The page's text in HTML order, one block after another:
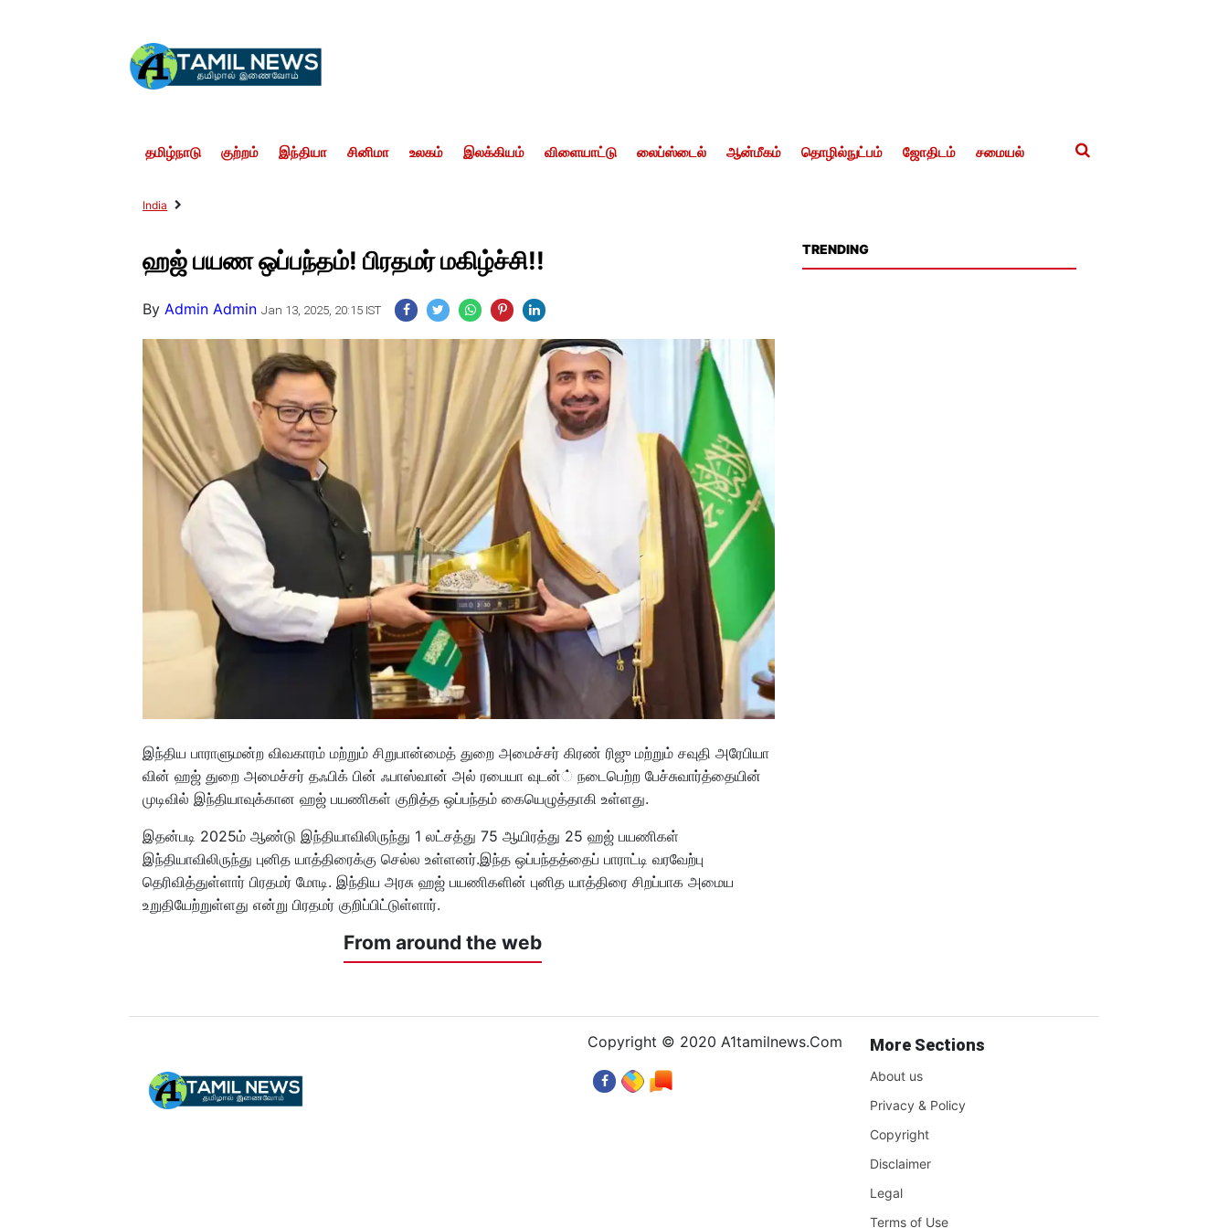
தமிழ்நாடு குற்றம் இந்தியா சினிமா உலகம் இலக்கியம் விளையாட்டு லைப்ஸ்டைல் ஆன்மீகம் தொழில்நுட்பம் ஜோதிடம் சமையல்
India
ஹஜ் பயண ஒப்பந்தம்! பிரதமர் மகிழ்ச்சி!!
ByAdmin Admin Jan 13, 2025, 20:15 IST
இந்திய பாராளுமன்ற விவகாரம் மற்றும் சிறுபான்மைத் துறை அமைச்சர் கிரண் ரிஜு மற்றும் சவுதி அரேபியா
வின் ஹஜ் துறை அமைச்சர் தஃபிக் பின் ஃபாஸ்வான் அல் ரபையா வுடன்் நடைபெற்ற பேச்சுவார்த்தையின்
முடிவில் இந்தியாவுக்கான ஹஜ் பயணிகள் குறித்த ஒப்பந்தம் கையெழுத்தாகி உள்ளது.
இதன்படி 2025ம் ஆண்டு இந்தியாவிலிருந்து 1 லட்சத்து 75 ஆயிரத்து 25 ஹஜ் பயணிகள்
இந்தியாவிலிருந்து புனித யாத்திரைக்கு செல்ல உள்ளனர்.இந்த ஒப்பந்தத்தைப் பாராட்டி வரவேற்பு
தெரிவித்துள்ளார் பிரதமர் மோடி. இந்திய அரசு ஹஜ் பயணிகளின் புனித யாத்திரை சிறப்பாக அமைய
உறுதியேற்றுள்ளது என்று பிரதமர் குறிப்பிட்டுள்ளார்.
From around the web
TRENDING
Copyright © 2020 A1tamilnews.Com More Sections
About us
Privacy & Policy
Copyright
Disclaimer
Legal
Terms of Use